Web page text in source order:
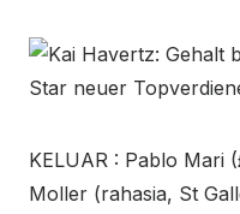
KELUAR : Pablo Mari
Moller (rahasia, St